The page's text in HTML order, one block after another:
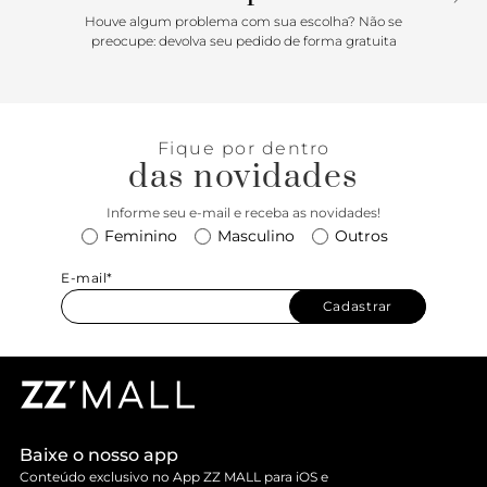
Houve algum problema com sua escolha? Não se
preocupe: devolva seu pedido de forma gratuita
Fique por dentro
das novidades
Informe seu e-mail e receba as novidades!
Feminino Masculino Outros
E-mail*
Cadastrar
Baixe o nosso app
Conteúdo exclusivo no App ZZ MALL para iOS e